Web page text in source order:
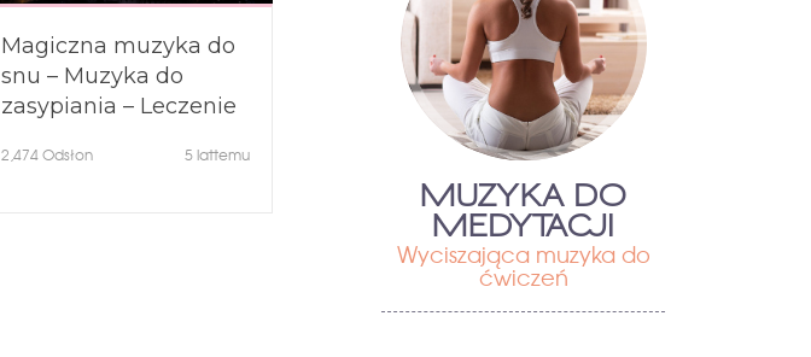
Magiczna muzyka do
snu – Muzyka do
zasypiania – Leczenie
sen ?
2,474Odsłon 5 lattemu
MUZYKA DO
MEDYTACJI
Wyciszająca muzyka do
ćwiczeń